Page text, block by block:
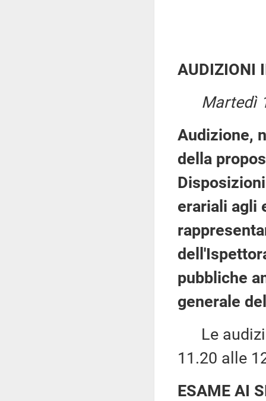
AUDIZIONI
Martedì
Audizione,
della
erariali agli
pubbliche
generale
Le
11.20 alle
ESAME AI